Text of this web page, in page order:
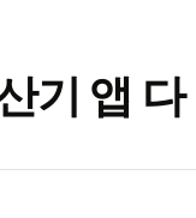
기 앱 다